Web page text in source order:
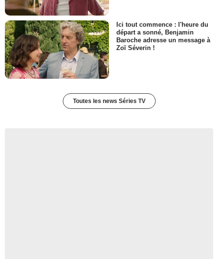
Ici tout commence : l'heure du
départ a sonné, Benjamin
Baroche adresse un message à
Zoï Séverin !
Toutes les news Séries TV